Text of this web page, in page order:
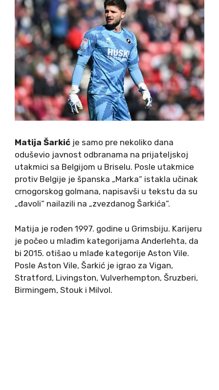
Matija Šarkić je samo pre nekoliko dana
oduševio javnost odbranama na prijateljskoj
utakmici sa Belgijom u Briselu. Posle utakmice
protiv Belgije je španska „Marka“ istakla učinak
crnogorskog golmana, napisavši u tekstu da su
„đavoli“ nailazili na „zvezdanog Šarkića“.
Matija je rođen 1997. godine u Grimsbiju. Karijeru
je počeo u mlađim kategorijama Anderlehta, da
bi 2015. otišao u mlađe kategorije Aston Vile.
Posle Aston Vile, Šarkić je igrao za Vigan,
Stratford, Livingston, Vulverhempton, Šruzberi,
Birmingem, Stouk i Milvol.